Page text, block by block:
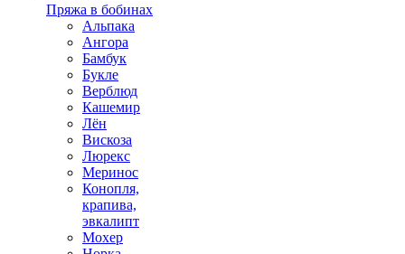
Пряжа в бобинах
Альпака
Ангора
Бамбук
Букле
Верблюд
Кашемир
Лён
Вискоза
Люрекс
Меринос
Конопля,
крапива,
эвкалипт
Мохер